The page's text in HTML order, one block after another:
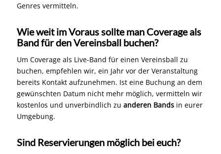
Genres vermitteln.
Wie weit im Voraus sollte man Coverage als
Band für den Vereinsball buchen?
Um Coverage als Live-Band für einen Vereinsball zu
buchen, empfehlen wir, ein Jahr vor der Veranstaltung
bereits Kontakt aufzunehmen. Ist eine Buchung an dem
gewünschten Datum nicht mehr möglich, vermitteln wir
kostenlos und unverbindlich zu anderen Bands in eurer
Umgebung.
Sind Reservierungen möglich bei euch?